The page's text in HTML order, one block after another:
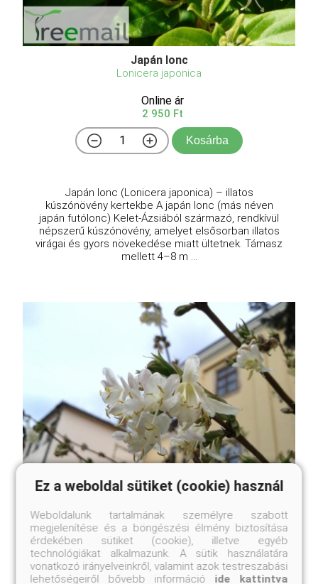
Japán lonc
Lonicera japonica
Online ár
2 950 Ft
Kosárba
Japán lonc (Lonicera japonica) – illatos
kúszónövény kertekbe A japán lonc (más néven
japán futólonc) Kelet-Ázsiából származó, rendkívül
népszerű kúszónövény, amelyet elsősorban illatos
virágai és gyors növekedése miatt ültetnek. Támasz
mellett 4–8 m ...
Illatos lonc
Lonicera fragrantissima
Online ár
3 200 Ft
Ez a weboldal sütiket (cookie) használ
Weboldalunk tartalmának személyre szabott
megjelenítése és a böngészési élmény biztosítása
érdekében sütiket (cookie), illetve egyéb
technológiákat alkalmazunk. A sütik használatára
vonatkozó irányelveinkről, valamint azok testreszabási
lehetőségeiről bővebb információ ide kattintva